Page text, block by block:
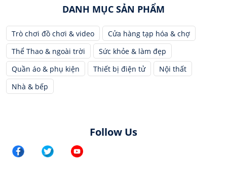
DANH MỤC SẢN PHẨM
Trò chơi đồ chơi & video
Cửa hàng tạp hóa & chợ
Thể Thao & ngoài trời
Sức khỏe & làm đẹp
Quần áo & phụ kiện
Thiết bị điện tử
Nội thất
Nhà & bếp
Follow Us